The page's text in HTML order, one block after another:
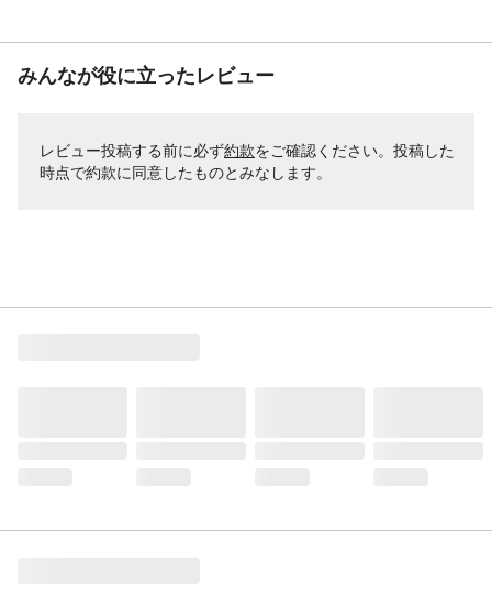
みんなが役に立ったレビュー
レビュー投稿する前に必ず約款をご確認ください。投稿した
時点で約款に同意したものとみなします。